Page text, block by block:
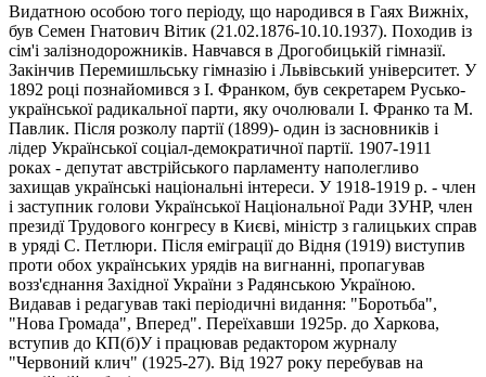
Видатною особою того пеpiоду, що народився в Гаях Вижніх,
був Семен Гнатович Вітик (21.02.1876-10.10.1937). Походив із
сім'і залізнодорожників. Навчався в Дрогобицькій гімназії.
Закінчив Перемишльську гімназію і Львівський університет. У
1892 році познайомився з І. Франком, був секретарем Русько-
української радикальної парти, яку очолювали I. Франко та М.
Павлик. Після розколу партії (1899)- один із засновників і
лідер Української соціал-демократичної партії. 1907-1911
роках - депутат австрійського парламенту наполегливо
захищав українські національні інтереси. У 1918-1919 p. - член
і заступник голови Української Національної Ради ЗУНР, член
президї Трудового конгресу в Києві, міністр з галицьких справ
в уряді С. Петлюри. Після еміграції до Відня (1919) виступив
проти обох українських урядів на вигнанні, пропагував
возз'єднання Західної України з Радянською Україною.
Видавав і редагував такі періодичні видання: "Боротьба",
"Нова Громада", Вперед". Переїxавши 1925р. до Харкова,
вступив до КП(б)У і працював редактором журналу
"Червоний клич" (1925-27). Від 1927 року перебував на